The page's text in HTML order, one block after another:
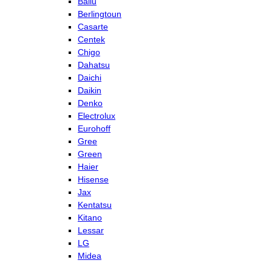
Berlingtoun
Casarte
Centek
Chigo
Dahatsu
Daichi
Daikin
Denko
Electrolux
Eurohoff
Gree
Green
Haier
Hisense
Jax
Kentatsu
Kitano
Lessar
LG
Midea